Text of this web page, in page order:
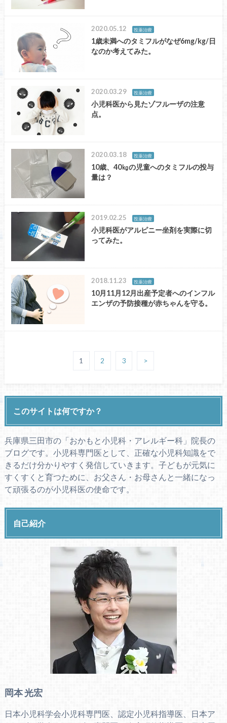
2020.05.12 投薬治療
1歳未満へのタミフルがなぜ6mg/kg/日
なのか考えてみた。
2020.03.29 投薬治療
小児科医から見たゾフルーザの注意
点。
2020.03.18 投薬治療
10歳、40㎏の児童へのタミフルの投与
量は？
2019.02.25 投薬治療
小児科医がアルピニー坐剤を実際に切
ってみた。
2018.11.23 投薬治療
10月11月12月出産予定者へのインフル
エンザの予防接種が赤ちゃんを守る。
1 2 3 >
このサイトは何ですか？
兵庫県三田市の「おかもと小児科・アレルギー科」院長の
ブログです。小児科専門医として、正確な小児科知識をで
きるだけ分かりやすく発信していきます。子どもが元気に
すくすくと育つために、お父さん・お母さんと一緒になっ
て頑張るのが小児科医の使命です。
自己紹介
岡本 光宏
日本小児科学会小児科専門医、認定小児科指導医、日本ア